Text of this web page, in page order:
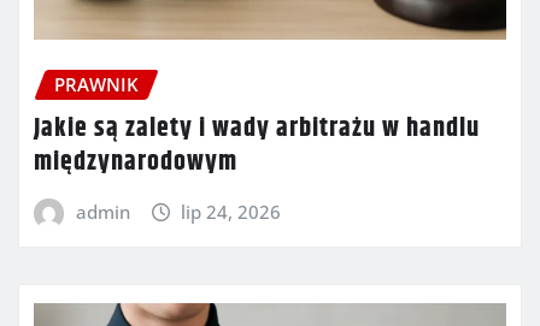
PRAWNIK
Jakie są zalety i wady arbitrażu w handlu
międzynarodowym
admin lip 24, 2026